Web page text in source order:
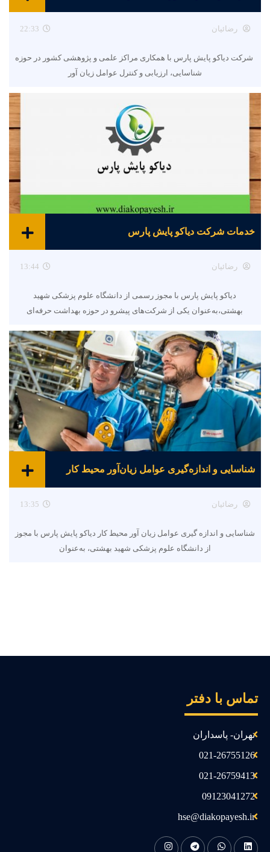
رضائیان 22:33
شرکت دیاکو پایش پارس با همکاری مراکز علمی و پژوهشی کشور در حوزه
شناسایی، ارزیابی و کنترل عوامل زیان آور
خدمات شرکت دیاکو پایش پارس
رضائیان 13:44
دیاکو پایش پارس با مجوز رسمی از دانشگاه علوم پزشکی شهید
بهشتی،به‌عنوان یکی از شرکت‌های پیشرو در حوزه بهداشت حرفه‌ای
شناسایی و اندازه‌گیری عوامل زیان‌آور محیط کار
رضائیان 13:35
شناسایی و اندازه گیری عوامل زیان آور محیط کار دیاکو پایش پارس با مجوز
از دانشگاه علوم پزشکی شهید بهشتی، به‌عنوان
با دفتر
تهران- پاسداران
021-26755126
021-26759413
09123041272
hse@diakopayesh.ir